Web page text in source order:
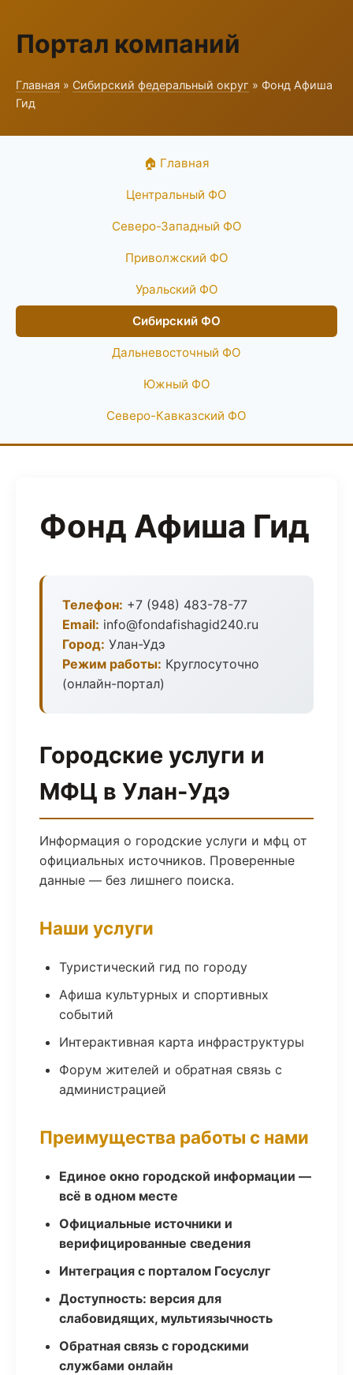
Портал компаний
Главная » Сибирский федеральный округ » Фонд Афиша
Гид
🏠 Главная
Центральный ФО
Северо-Западный ФО
Приволжский ФО
Уральский ФО
Сибирский ФО
Дальневосточный ФО
Южный ФО
Северо-Кавказский ФО
Фонд Афиша Гид
Телефон: +7 (948) 483-78-77
Email: info@fondafishagid240.ru
Город: Улан-Удэ
Режим работы: Круглосуточно
(онлайн-портал)
Городские услуги и
МФЦ в Улан-Удэ
Информация о городские услуги и мфц от
официальных источников. Проверенные
данные — без лишнего поиска.
Наши услуги
Туристический гид по городу
Афиша культурных и спортивных
событий
Интерактивная карта инфраструктуры
Форум жителей и обратная связь с
администрацией
Преимущества работы с нами
Единое окно городской информации —
всё в одном месте
Официальные источники и
верифицированные сведения
Интеграция с порталом Госуслуг
Доступность: версия для
слабовидящих, мультиязычность
Обратная связь с городскими
службами онлайн